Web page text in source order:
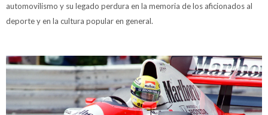
automovilismo y su legado perdura en la memoria de los aficionados al
deporte y en la cultura popular en general.